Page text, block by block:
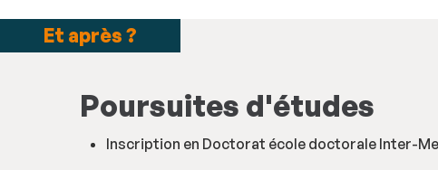
Et après ?
Poursuites d'études
Inscription en Doctorat école doctorale Inter-